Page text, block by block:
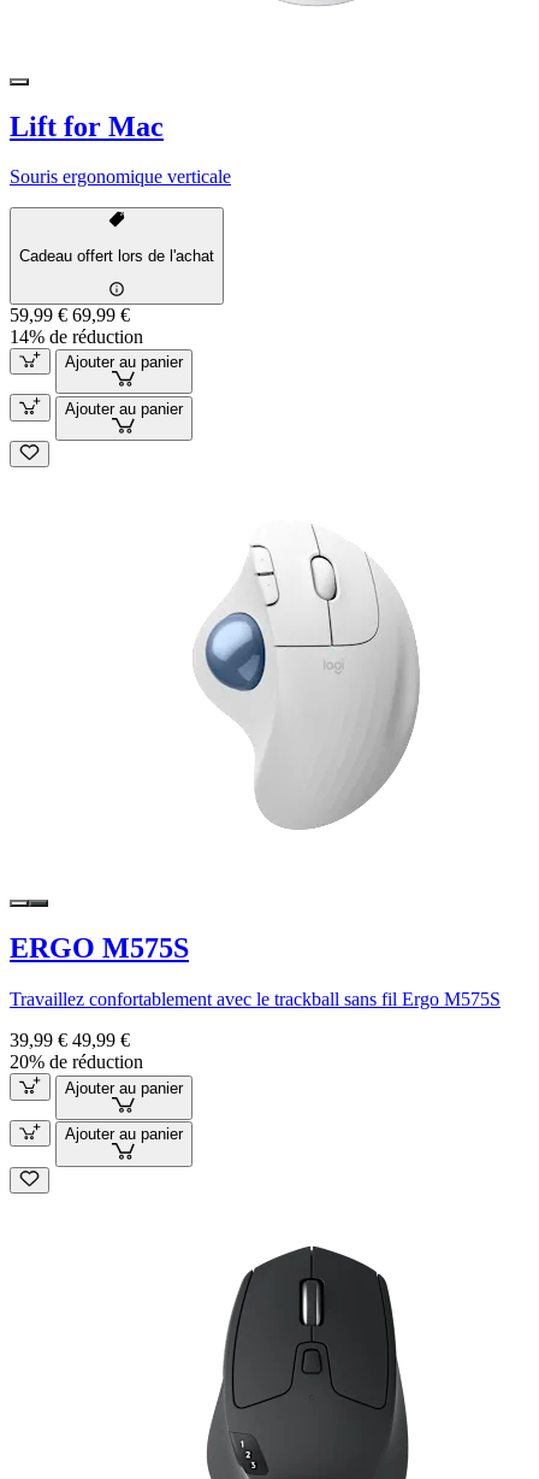
Lift for Mac
Souris ergonomique verticale
Cadeau offert lors de l'achat
59,99 € 69,99 €
14% de réduction
Ajouter au panier
Ajouter au panier
ERGO M575S
Travaillez confortablement avec le trackball sans fil Ergo M575S
39,99 € 49,99 €
20% de réduction
Ajouter au panier
Ajouter au panier